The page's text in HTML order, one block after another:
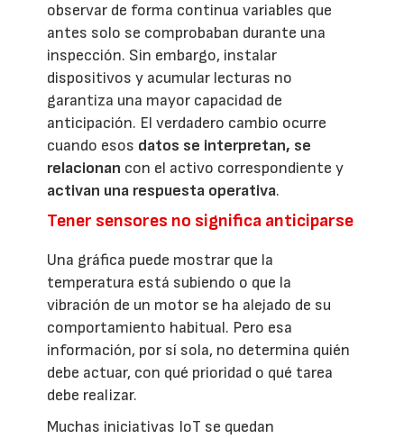
observar de forma continua variables que
antes solo se comprobaban durante una
inspección. Sin embargo, instalar
dispositivos y acumular lecturas no
garantiza una mayor capacidad de
anticipación. El verdadero cambio ocurre
cuando esos datos se interpretan, se
relacionan con el activo correspondiente y
activan una respuesta operativa.
Tener sensores no significa anticiparse
Una gráfica puede mostrar que la
temperatura está subiendo o que la
vibración de un motor se ha alejado de su
comportamiento habitual. Pero esa
información, por sí sola, no determina quién
debe actuar, con qué prioridad o qué tarea
debe realizar.
Muchas iniciativas IoT se quedan